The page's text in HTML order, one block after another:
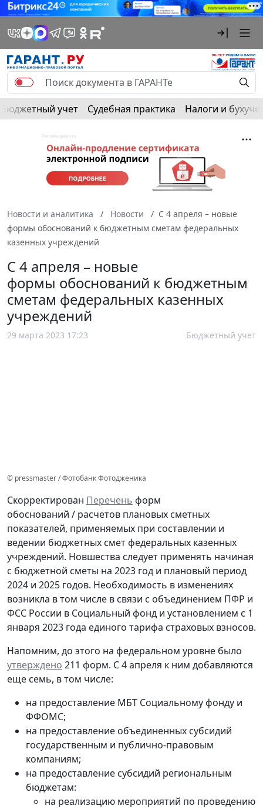
Бюджетный учет Судебная практика Налоги и
Новости и аналитика Новости
С 4 апреля – новые
формы обоснований к бюджетным сметам федеральных
казенных учреждений
С 4 апреля – новые
формы обоснований к бюджетным
сметам федеральных казенных
учреждений
29 марта 2023 17:23 Бюджетный учет
© pressmaster / Фотобанк Фотодженика
Скорректирован Перечень форм
обоснований / расчетов плановых сметных
показателей, применяемых при составлении и
ведении бюджетных смет федеральных казенных
учреждений. Новшества следует применять начиная
с бюджетной сметы на 2023 год и плановый период
2024 и 2025 годов. Необходимость в изменениях
возникла в том числе в связи с объединением ПФР и
ФСС России в Социальный фонд и установлением с 1
января 2023 года единого тарифа страховых взносов.
Напомним, до этого на федеральном уровне было
утверждено 211 форм. С 4 апреля к ним добавляются
еще семь, в том числе:
на предоставление МБТ Социальному фонду и
ФФОМС;
на предоставление объединенных субсидий
государственным и публично-правовым
компаниям;
на предоставление субсидий региональным
бюджетам:
на реализацию мероприятий по проведению